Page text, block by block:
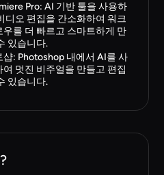
Pro: AI 기반 툴을 사용하
디오 편집을 간소화하여 워크
우를 더 빠르고 스마트하게 만
있습니다.
샵: Photoshop 내에서 AI를 사
여 멋진 비주얼을 만들고 편집
있습니다.